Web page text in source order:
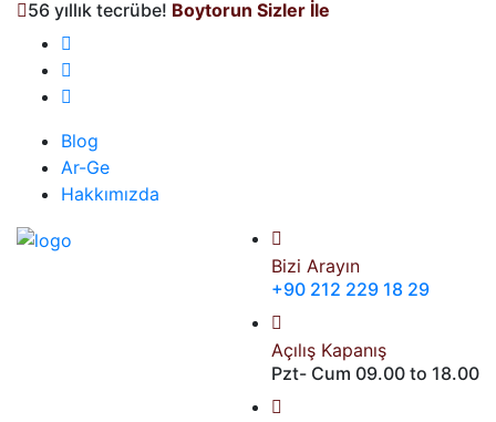
56 yıllık tecrübe! Boytorun Sizler İle
Blog
Ar-Ge
Hakkımızda
Bizi Arayın
+90 212 229 18 29
Açılış Kapanış
Pzt- Cum 09.00 to 18.00